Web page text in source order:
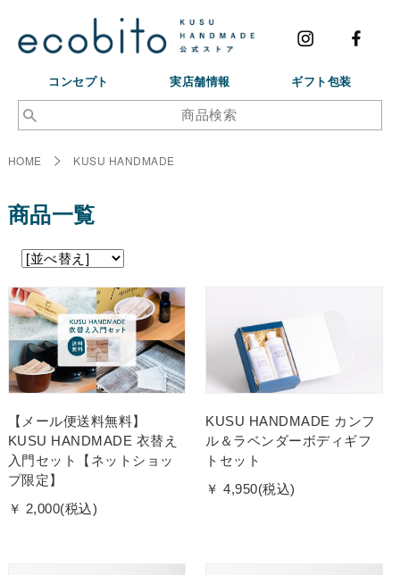
コンセプト 実店舗情報 ギフト包装
HOME KUSU HANDMADE
商品一覧
【メール便送料無料】
KUSU HANDMADE 衣替え
入門セット【ネットショッ
プ限定】
￥ 2,000(税込)
KUSU HANDMADE カンフ
ル＆ラベンダーボディギフ
トセット
￥ 4,950(税込)